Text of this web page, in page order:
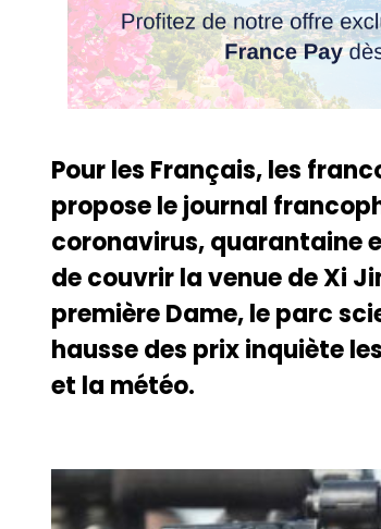
Pour les Français, les
propose le journal
coronavirus, quarantaine
de couvrir la venue de Xi
première Dame, le parc
hausse des prix inquiète
et la météo.